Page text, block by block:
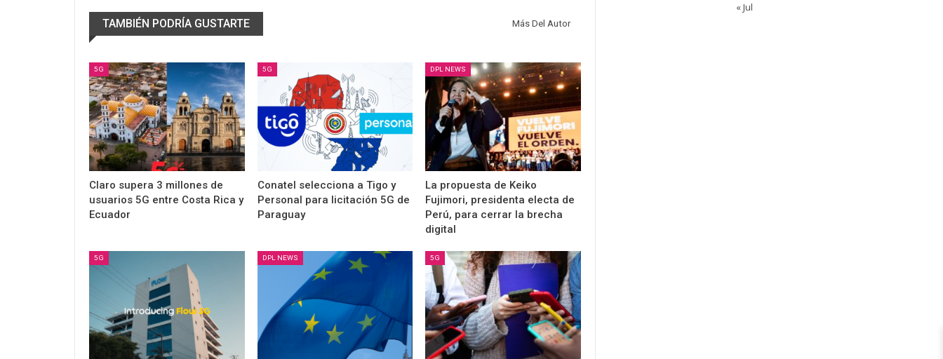
TAMBIÉN PODRÍA GUSTARTE Más Del Autor
5G
Claro supera 3 millones de
usuarios 5G entre Costa Rica y
Ecuador
5G
Conatel selecciona a Tigo y
Personal para licitación 5G de
Paraguay
DPL NEWS
La propuesta de Keiko
Fujimori, presidenta electa de
Perú, para cerrar la brecha
digital
5G DPL NEWS 5G
« Jul